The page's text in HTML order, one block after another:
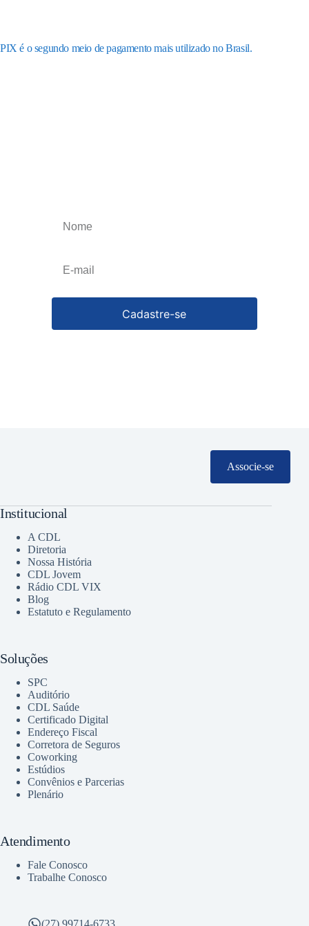
PIX é o segundo meio de pagamento mais utilizado no Brasil.
Cadastre-se
Associe-se
Institucional
A CDL
Diretoria
Nossa História
CDL Jovem
Rádio CDL VIX
Blog
Estatuto e Regulamento
Soluções
SPC
Auditório
CDL Saúde
Certificado Digital
Endereço Fiscal
Corretora de Seguros
Coworking
Estúdios
Convênios e Parcerias
Plenário
Atendimento
Fale Conosco
Trabalhe Conosco
(27) 99714-6733